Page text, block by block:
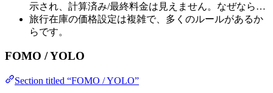
示され、計算済み/最終料金は見えません。なぜなら…
旅行在庫の価格設定は複雑で、多くのルールがあるか
らです。
FOMO / YOLO
Section titled “FOMO / YOLO”